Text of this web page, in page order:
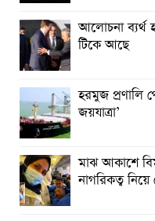
আলোচনা ব্যর্থ
টিকে আছে
হরমুজ প্রণালি
জয়যাত্রা’
মাঝ আকাশে
নাগরিকত্ব নিয়ে